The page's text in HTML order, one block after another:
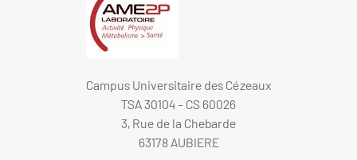
Campus Universitaire des Cézeaux
TSA 30104 - CS 60026
3, Rue de la Chebarde
63178 AUBIERE